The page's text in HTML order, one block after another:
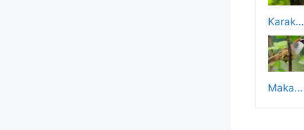
Karak…
Maka…